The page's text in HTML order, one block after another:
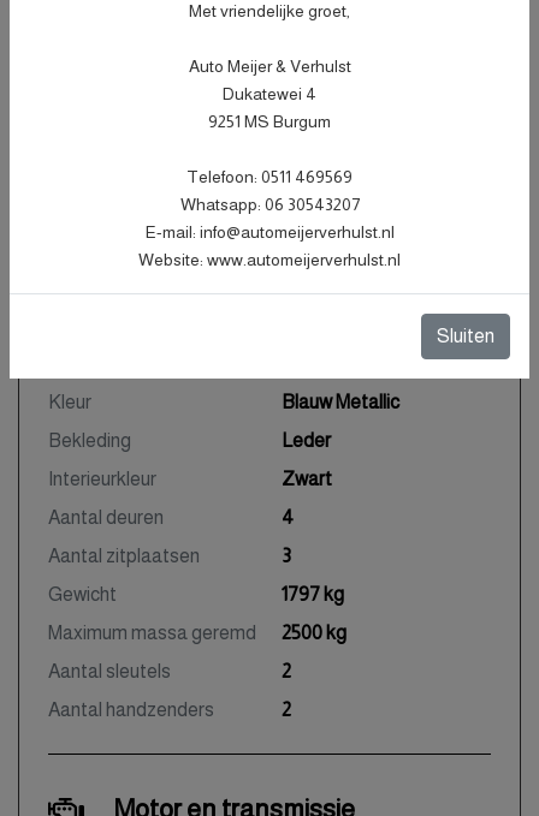
NL 49VKN8
Datum eerste toelating
30-10-2007
Datum eerste toelating
Kleur
Blauw Metallic
Bekleding
Leder
Interieurkleur
Zwart
Aantal deuren
4
Aantal zitplaatsen
3
Gewicht
1797 kg
Maximum massa geremd
2500 kg
Aantal sleutels
2
Aantal handzenders
2
Motor en transmissie
Met vriendelijke groet,
Auto Meijer & Verhulst
Dukatewei 4
9251 MS Burgum
Telefoon: 0511 469569
Whatsapp: 06 30543207
E-mail: info@automeijerverhulst.nl
Website: www.automeijerverhulst.nl
Sluiten